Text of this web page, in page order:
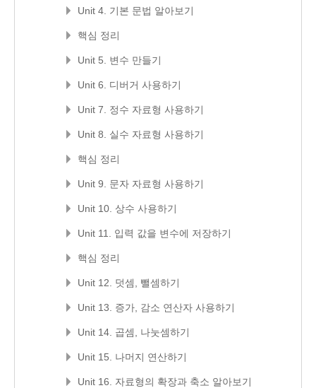
Unit 4. 기본 문법 알아보기
핵심 정리
Unit 5. 변수 만들기
Unit 6. 디버거 사용하기
Unit 7. 정수 자료형 사용하기
Unit 8. 실수 자료형 사용하기
핵심 정리
Unit 9. 문자 자료형 사용하기
Unit 10. 상수 사용하기
Unit 11. 입력 값을 변수에 저장하기
핵심 정리
Unit 12. 덧셈, 뺄셈하기
Unit 13. 증가, 감소 연산자 사용하기
Unit 14. 곱셈, 나눗셈하기
Unit 15. 나머지 연산하기
Unit 16. 자료형의 확장과 축소 알아보기